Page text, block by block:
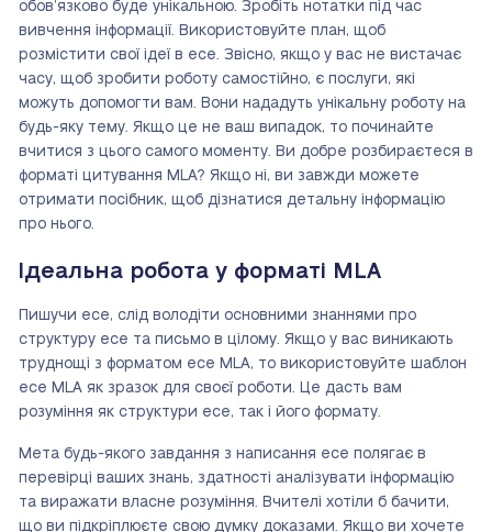
обов’язково буде унікальною. Зробіть нотатки під час
вивчення інформації. Використовуйте план, щоб
розмістити свої ідеї в есе. Звісно, якщо у вас не вистачає
часу, щоб зробити роботу самостійно, є послуги, які
можуть допомогти вам. Вони нададуть унікальну роботу на
будь-яку тему. Якщо це не ваш випадок, то починайте
вчитися з цього самого моменту. Ви добре розбираєтеся в
форматі цитування MLA? Якщо ні, ви завжди можете
отримати посібник, щоб дізнатися детальну інформацію
про нього.
Ідеальна робота у форматі MLA
Пишучи есе, слід володіти основними знаннями про
структуру есе та письмо в цілому. Якщо у вас виникають
труднощі з форматом есе MLA, то використовуйте шаблон
есе MLA як зразок для своєї роботи. Це дасть вам
розуміння як структури есе, так і його формату.
Мета будь-якого завдання з написання есе полягає в
перевірці ваших знань, здатності аналізувати інформацію
та виражати власне розуміння. Вчителі хотіли б бачити,
що ви підкріплюєте свою думку доказами. Якщо ви хочете